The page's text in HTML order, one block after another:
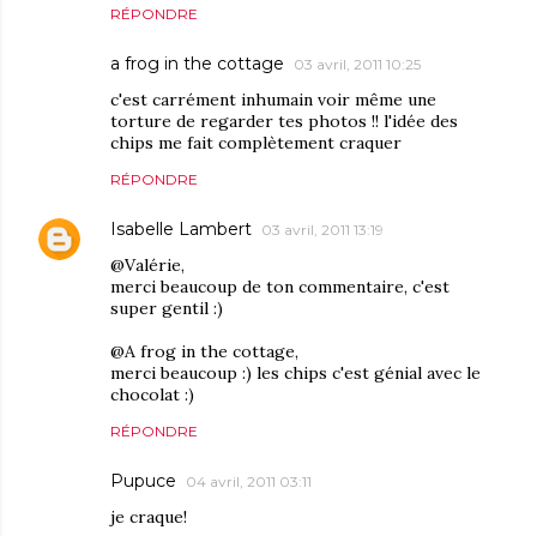
RÉPONDRE
a frog in the cottage 03 avril, 2011 10:25
c'est carrément inhumain voir même une
torture de regarder tes photos !! l'idée des
chips me fait complètement craquer
RÉPONDRE
Isabelle Lambert 03 avril, 2011 13:19
@Valérie,
merci beaucoup de ton commentaire, c'est
super gentil :)
@A frog in the cottage,
merci beaucoup :) les chips c'est génial avec le
chocolat :)
RÉPONDRE
Pupuce 04 avril, 2011 03:11
je craque!